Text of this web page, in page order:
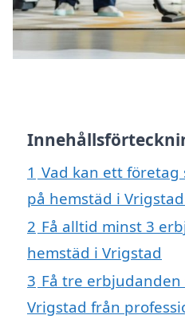
1 Vad kan ett företag
på hemstäd i
2 Få alltid minst 3
hemstäd i Vrigstad
3 Få tre
Vrigstad från